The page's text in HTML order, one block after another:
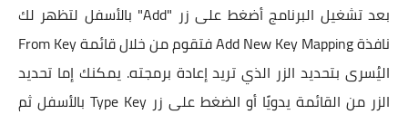
بعد تشغيل البرنامج أضغط على زر "Add" بالأسفل لتظهر لك
نافذة Add New Key Mapping فتقوم من خلال قائمة From Key
اليُسرى بتحديد الزر الذي تريد إعادة برمجته. يمكنك إما تحديد
الزر من القائمة يدويًا أو الضغط على زر Type Key بالأسفل ثم